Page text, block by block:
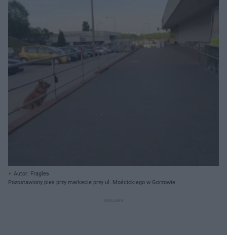
Autor: Fragles
Pozostawiony pies przy markecie przy ul. Mościckiego w Gorzowie.